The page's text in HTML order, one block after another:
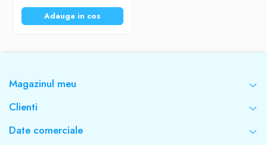
Adauga in cos
Magazinul meu
Clienti
Date comerciale